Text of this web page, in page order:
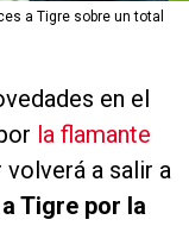
a Tigre sobre un total
en el
la flamante
volverá a salir a
Tigre por la